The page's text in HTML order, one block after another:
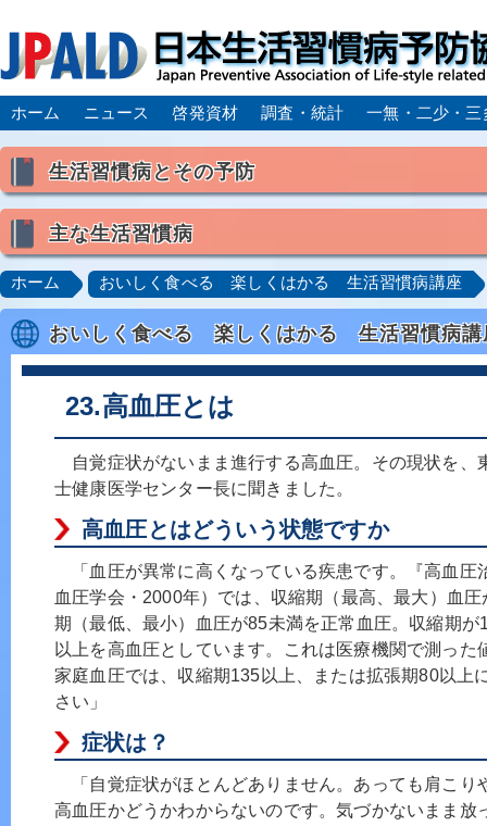
ホーム ニュース 啓発資材 調査・統計 一無・二少・三
生活習慣病とその予防
喫煙
食生活
主な生活習慣病
高血圧 脂質異常症（高脂血症） 糖尿病
肥満症／メタボリックシンドローム
動脈硬化
心
脂肪肝／NAFLD／NASH
アルコール肝疾患
ロコモティブシンドローム／サルコペニア／フレイル
ホーム おいしく食べる 楽しくはかる 生活習慣病講座
おいしく食べる 楽しくはかる 生活習慣病講
23.高血圧とは
自覚症状がないまま進行する高血圧。その現状を、
士健康医学センター長に聞きました。
高血圧とはどういう状態ですか
「血圧が異常に高くなっている疾患です。『高血圧
血圧学会・2000年）では、収縮期（最高、最大）血
期（最低、最小）血圧が85未満を正常血圧。収縮期
以上を高血圧としています。これは医療機関で測った
家庭血圧では、収縮期135以上、または拡張期80以上
さい」
症状は？
「自覚症状がほとんどありません。あっても肩こり
高血圧かどうかわからないのです。気づかないまま放